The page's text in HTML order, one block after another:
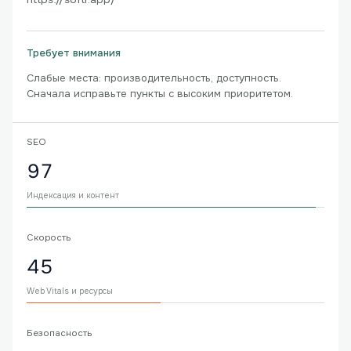
Требует внимания
Слабые места: производительность, доступность.
Сначала исправьте пункты с высоким приоритетом.
SEO
97
Индексация и контент
Скорость
45
Web Vitals и ресурсы
Безопасность